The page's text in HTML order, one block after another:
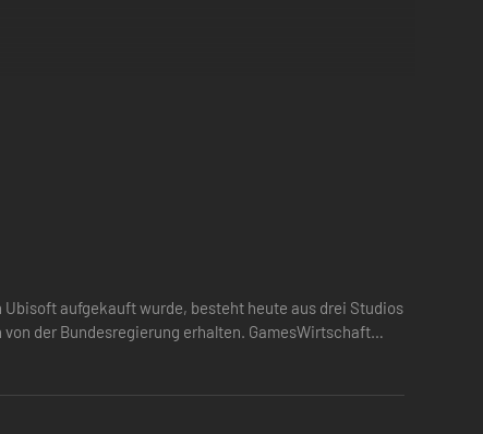
und der Errichtung des Empire-
aufgekauft wurde, besteht heute aus drei Studios
der Bundesregierung erhalten. GamesWirtschaft